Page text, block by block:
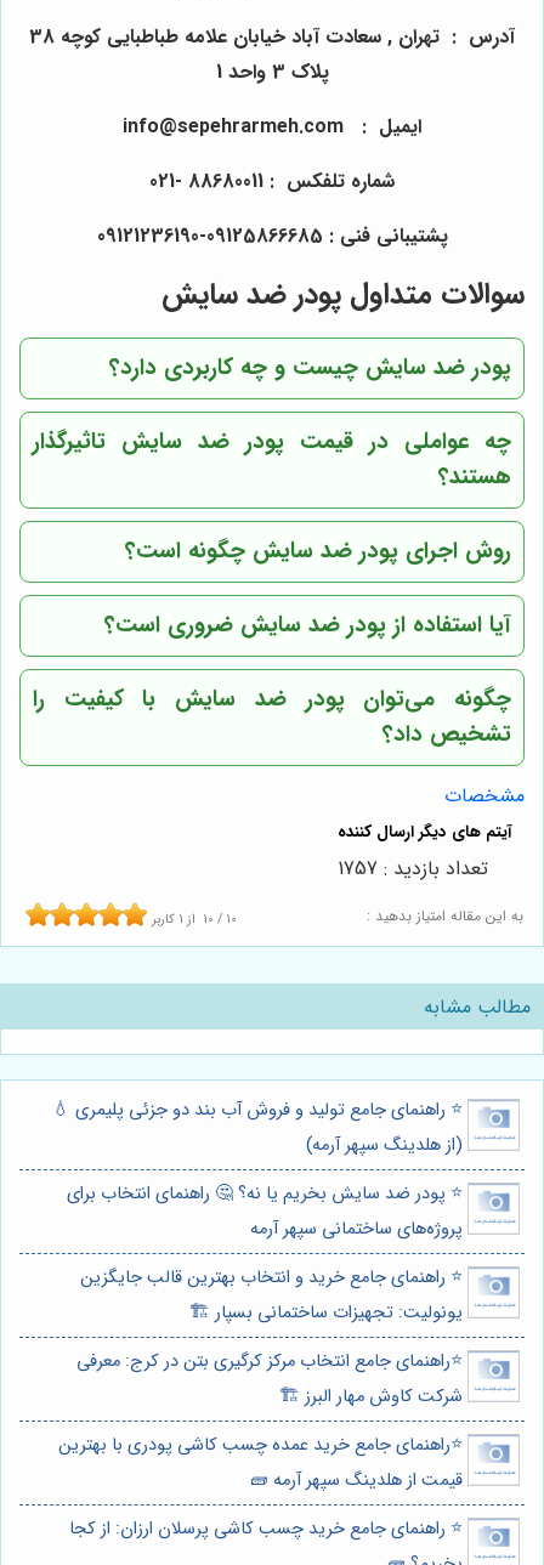
آدرس : تهران ,
سعادت آباد خیابان علامه طباطبایی کوچه 38
پلاک 3 واحد 1
ایمیل : info@sepehrarmeh.com
شماره تلفکس : 88680011 -021
پشتیبانی فنی : 09125866685-09121236190
سوالات متداول پودر ضد سایش
پودر ضد سایش چیست و چه کاربردی دارد؟
چه عواملی در قیمت پودر ضد سایش تاثیرگذار
هستند؟
روش اجرای پودر ضد سایش چگونه است؟
آیا استفاده از پودر ضد سایش ضروری است؟
چگونه می‌توان پودر ضد سایش با کیفیت را
تشخیص داد؟
مشخصات
به این مقاله امتیاز بدهید : 10 / 10 از 1 کاربر
تعداد بازدید : 1757
مطالب مشابه
⭐️ راهنمای جامع تولید و فروش آب بند دو جزئی پلیمری 💧
(از هلدینگ سپهر آرمه)
⭐️ پودر ضد سایش بخریم یا نه؟ 🤔 راهنمای انتخاب برای
پروژه‌های ساختمانی سپهر آرمه
⭐️ راهنمای جامع خرید و انتخاب بهترین قالب جایگزین
یونولیت: تجهیزات ساختمانی بسپار 🏗️
⭐️راهنمای جامع انتخاب مرکز کرگیری بتن در کرج: معرفی
شرکت کاوش مهار البرز 🏗️
⭐️راهنمای جامع خرید عمده چسب کاشی پودری با بهترین
قیمت از هلدینگ سپهر آرمه 🧱
⭐️ راهنمای جامع خرید چسب کاشی پرسلان ارزان: از کجا